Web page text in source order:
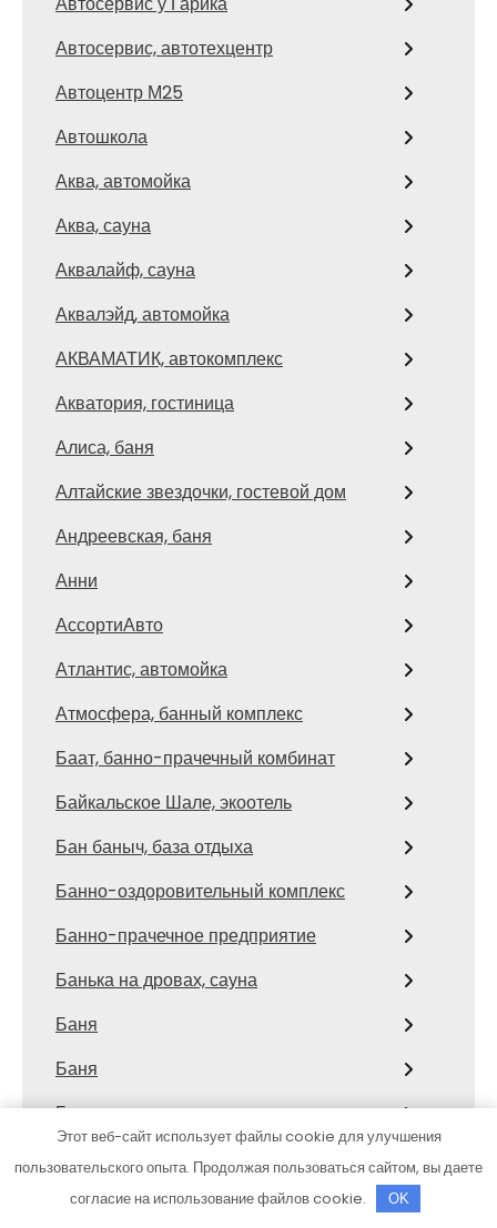
Автосервис, автотехцентр
Автоцентр М25
Автошкола
Аква, автомойка
Аква, сауна
Аквалайф, сауна
Аквалэйд, автомойка
АКВАМАТИК, автокомплекс
Акватория, гостиница
Алиса, баня
Алтайские звездочки, гостевой дом
Андреевская, баня
Анни
АссортиАвто
Атлантис, автомойка
Атмосфера, банный комплекс
Баат, банно-прачечный комбинат
Байкальское Шале, экоотель
Бан баныч, база отдыха
Банно-оздоровительный комплекс
Банно-прачечное предприятие
Банька на дровах, сауна
Баня
Баня
Баня
Баня №2
Этот веб-сайт использует файлы cookie для улучшения
пользовательского опыта. Продолжая пользоваться сайтом, вы даете
согласие на использование файлов cookie.
OK